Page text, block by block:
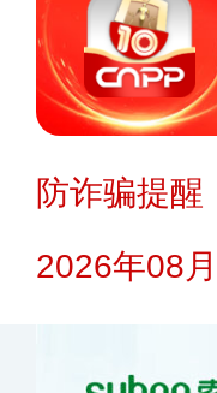
防诈骗提醒
2026年08